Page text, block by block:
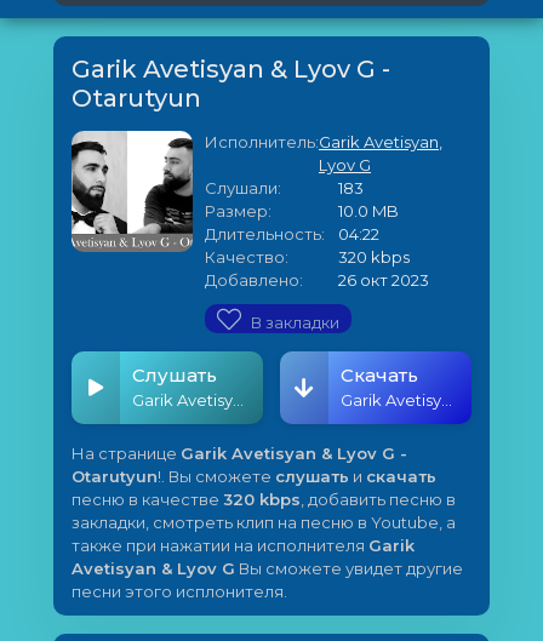
Garik Avetisyan & Lyov G -
Otarutyun
Исполнитель:Garik Avetisyan
Lyov G
Слушали:
183
Размер:
10.0 MB
Длительность:
04:22
Качество:
320 kbps
Добавлено:
26 окт 2023
В закладки
Слушать Скачать
Garik Avetisyan & Lyov G - Otarutyun
На странице Garik Avetisyan & Lyov G -
Otarutyun!. Вы сможете слушать и скачать
песню в качестве 320 kbps , добавить песню в
закладки, смотреть клип на песню в Youtube, а
также при нажатии на исполнителя Garik
Avetisyan & Lyov G Вы сможете увидет другие
песни этого исплонителя.